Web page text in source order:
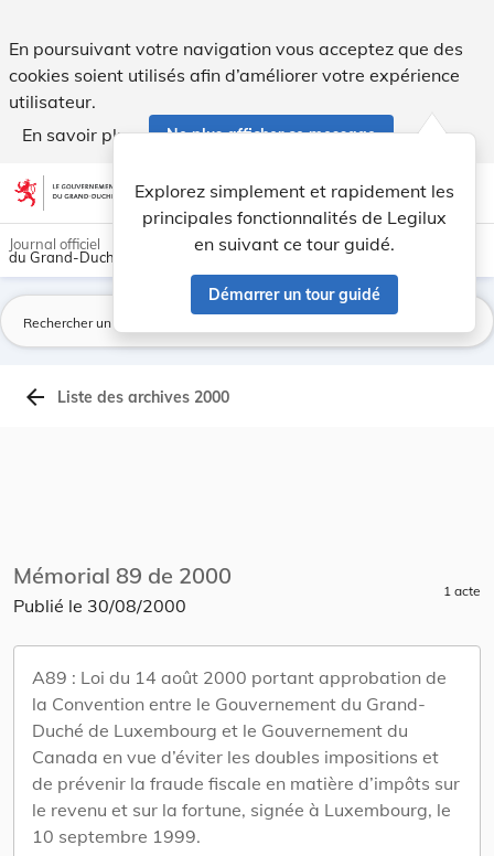
En poursuivant votre navigation vous acceptez que des
cookies soient utilisés afin d’améliorer votre expérience
utilisateur.
En savoir plus
Ne plus afficher ce message
Aller au contenu account_circle help Aide
Explorez simplement et rapidement les
principales fonctionnalités de Legilux
en suivant ce tour guidé.
Démarrer un tour guidé
light_mode dark_mode
Journal officiel
du Grand-Duché de Luxembourg
arrow_back Liste des archives 2000
Mémorial 89 de 2000
Publié le 30/08/2000
1 acte
A89 : Loi du 14 août 2000 portant approbation de
la Convention entre le Gouvernement du Grand-
Duché de Luxembourg et le Gouvernement du
Canada en vue d’éviter les doubles impositions et
de prévenir la fraude fiscale en matière d’impôts sur
le revenu et sur la fortune, signée à Luxembourg, le
10 septembre 1999.